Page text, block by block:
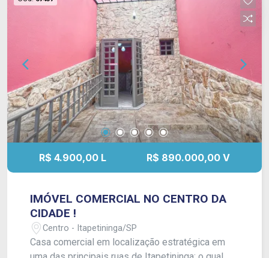
R$ 4.900,00 L R$ 890.000,00 V
IMÓVEL COMERCIAL NO CENTRO DA
CIDADE !
Centro - Itapetininga/SP
Casa comercial em localização estratégica em